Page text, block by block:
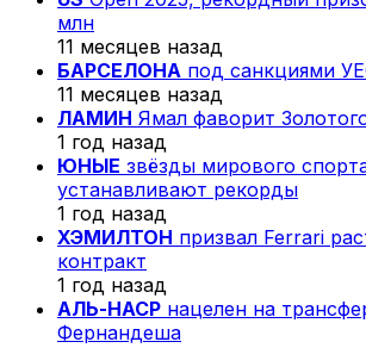
млн
11 месяцев назад
БАРСЕЛОНА под санкциями
11 месяцев назад
ЛАМИН Ямал фаворит
1 год назад
ЮНЫЕ звёзды мирового
устанавливают рекорды
1 год назад
ХЭМИЛТОН призвал Ferrari
контракт
1 год назад
АЛЬ-НАСР нацелен на
Фернандеша